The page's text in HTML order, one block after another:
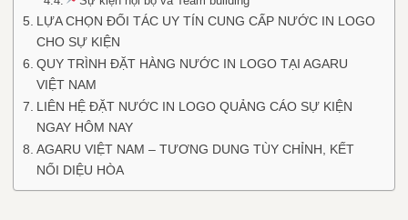
LỰA CHỌN ĐỐI TÁC UY TÍN CUNG CẤP NƯỚC IN LOGO
CHO SỰ KIỆN
QUY TRÌNH ĐẶT HÀNG NƯỚC IN LOGO TẠI AGARU
VIỆT NAM
LIÊN HỆ ĐẶT NƯỚC IN LOGO QUẢNG CÁO SỰ KIỆN
NGAY HÔM NAY
AGARU VIỆT NAM – TƯƠNG DUNG TÙY CHỈNH, KẾT
NỐI DIỆU HÒA